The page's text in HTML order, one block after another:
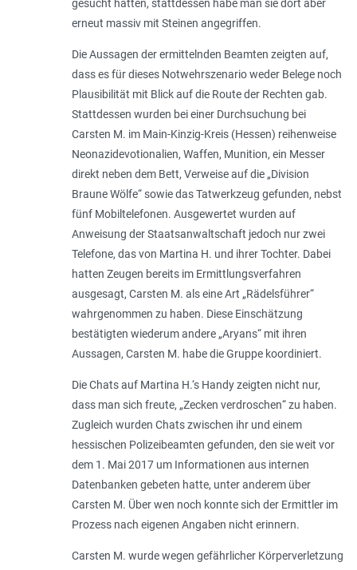
gesucht hätten, stattdessen habe man sie dort aber
erneut massiv mit Steinen angegriffen.
Die Aussagen der ermittelnden Beamten zeigten auf,
dass es für dieses Notwehrszenario weder Belege noch
Plausibilität mit Blick auf die Route der Rechten gab.
Stattdessen wurden bei einer Durchsuchung bei
Carsten M. im Main-Kinzig-Kreis (Hessen) reihenweise
Neonazidevotionalien, Waffen, Munition, ein Messer
direkt neben dem Bett, Verweise auf die „Division
Braune Wölfe“ sowie das Tatwerkzeug gefunden, nebst
fünf Mobiltelefonen. Ausgewertet wurden auf
Anweisung der Staatsanwaltschaft jedoch nur zwei
Telefone, das von Martina H. und ihrer Tochter. Dabei
hatten Zeugen bereits im Ermittlungsverfahren
ausgesagt, Carsten M. als eine Art „Rädelsführer“
wahrgenommen zu haben. Diese Einschätzung
bestätigten wiederum andere „Aryans“ mit ihren
Aussagen, Carsten M. habe die Gruppe koordiniert.
Die Chats auf Martina H.‘s Handy zeigten nicht nur,
dass man sich freute, „Zecken verdroschen“ zu haben.
Zugleich wurden Chats zwischen ihr und einem
hessischen Polizeibeamten gefunden, den sie weit vor
dem 1. Mai 2017 um Informationen aus internen
Datenbanken gebeten hatte, unter anderem über
Carsten M. Über wen noch konnte sich der Ermittler im
Prozess nach eigenen Angaben nicht erinnern.
Carsten M. wurde wegen gefährlicher Körperverletzung